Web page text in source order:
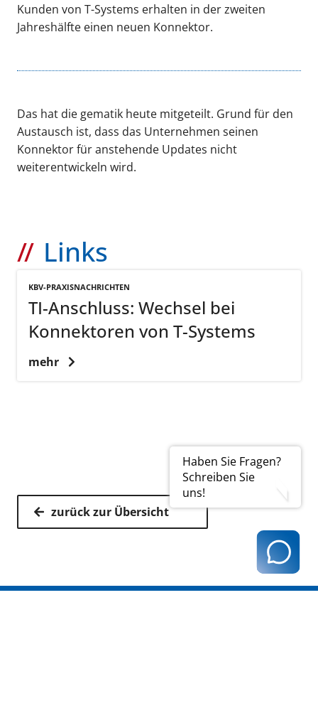
Haben Sie Fragen?
Schreiben Sie
uns!
Kunden von T-Systems erhalten in der zweiten
Jahreshälfte einen neuen Konnektor.
Das hat die gematik heute mitgeteilt. Grund für den
Austausch ist, dass das Unternehmen seinen
Konnektor für anstehende Updates nicht
weiterentwickeln wird.
Links
KBV-PRAXISNACHRICHTEN
TI-Anschluss: Wechsel bei
Konnektoren von T-Systems
mehr
zurück zur Übersicht